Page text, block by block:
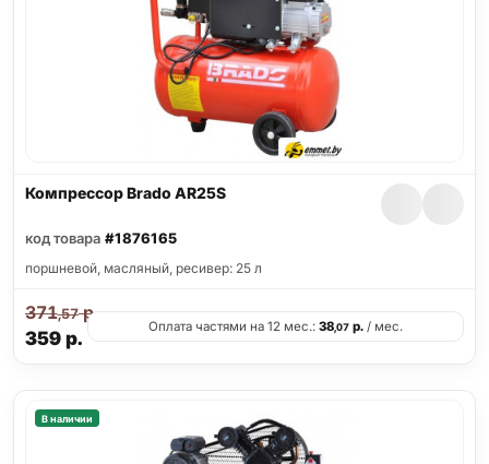
Компрессор Brado AR25S
код товара #1876165
поршневой, масляный, ресивер: 25 л
359р.
371,57р.
Оплата частями на 12 мес.: 38,07р./ мес.
В наличии